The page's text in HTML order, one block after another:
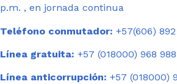
p.m. , en jornada continua
Teléfono conmutador: +57(606)
Línea gratuita: +57 (018000) 968 988
Línea anticorrupción: +57 (018000)